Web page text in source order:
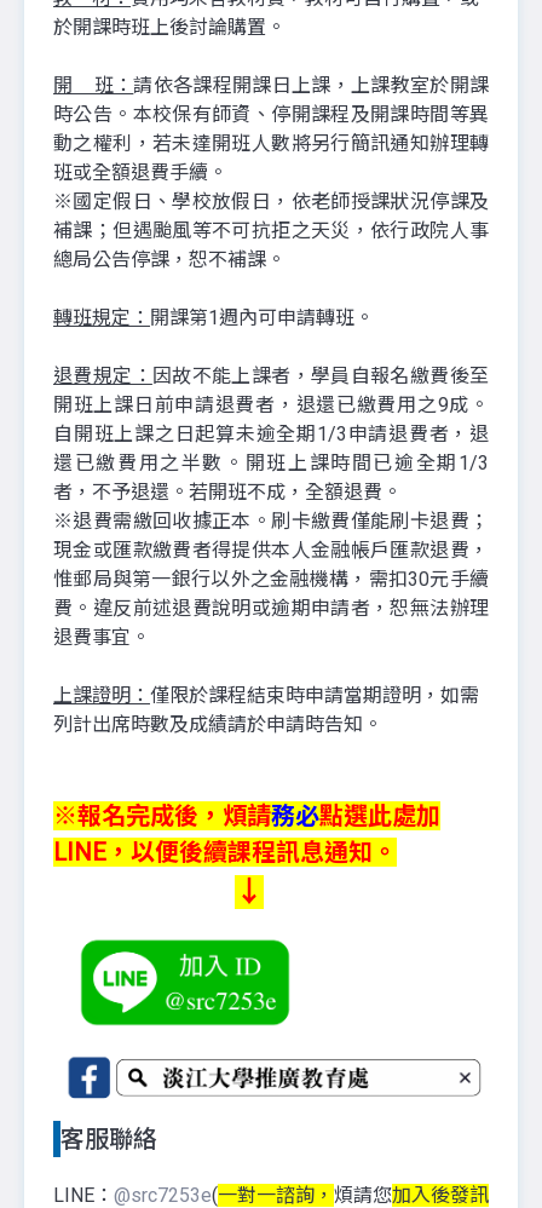
於開課時班上後討論購置。
開 班：請依各課程開課日上課，上課教室於開課
時公告。本校保有師資、停開課程及開課時間等異
動之權利，若未達開班人數將另行簡訊通知辦理轉
班或全額退費手續。
※國定假日、學校放假日，依老師授課狀況停課及
補課；但遇颱風等不可抗拒之天災，依行政院人事
總局公告停課，恕不補課。
轉班規定： 開課第1週內可申請轉班。
退費規定： 因故不能上課者，學員自報名繳費後至
開班上課日前申請退費者，退還已繳費用之9成。
自開班上課之日起算未逾全期1/3申請退費者，退
還已繳費用之半數。開班上課時間已逾全期1/3
者，不予退還。若開班不成，全額退費。
※退費需繳回收據正本。刷卡繳費僅能刷卡退費；
現金或匯款繳費者得提供本人金融帳戶匯款退費，
惟郵局與第一銀行以外之金融機構，需扣30元手續
費。違反前述退費說明或逾期申請者，恕無法辦理
退費事宜。
上課證明： 僅限於課程結束時申請當期證明，如需
列計出席時數及成績請於申請時告知。
※報名完成後，煩請務必點選此處加
LINE，以便後續課程訊息通知。
↓
客服聯絡
LINE： @src7253e(一對一諮詢， 煩請您加入後發訊